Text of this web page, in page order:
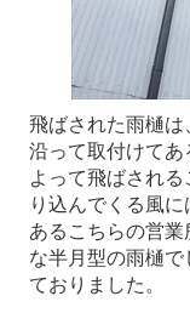
飛ばされた雨樋
沿って取付けて
よって飛ばされ
り込んでくる風
あるこちらの営
な半月型の雨樋
ておりました。